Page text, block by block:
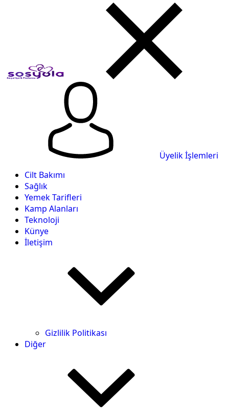
Üyelik İşlemleri
Cilt Bakımı
Sağlık
Yemek Tarifleri
Kamp Alanları
Teknoloji
Künye
İletişim
Gizlilik Politikası
Diğer